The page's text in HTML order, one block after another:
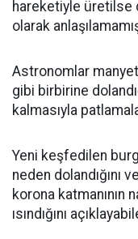
hareketiyle üretilse
olarak
Astronomlar
gibi birbirine
kalmasıyla
Yeni keşfedilen
neden dolandığını
korona katmanının
ısındığını